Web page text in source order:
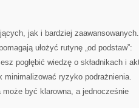
jak i bardziej
ułożyć rutynę „od podstaw”:
pogłębić wiedzę o składnikach i
ryzyko podrażnienia.
być klarowna, a jednocześnie